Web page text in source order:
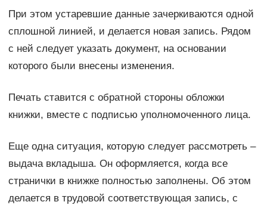
При этом устаревшие данные зачеркиваются одной
сплошной линией, и делается новая запись. Рядом
с ней следует указать документ, на основании
которого были внесены изменения.
Печать ставится с обратной стороны обложки
книжки, вместе с подписью уполномоченного лица.
Еще одна ситуация, которую следует рассмотреть –
выдача вкладыша. Он оформляется, когда все
странички в книжке полностью заполнены. Об этом
делается в трудовой соответствующая запись, с